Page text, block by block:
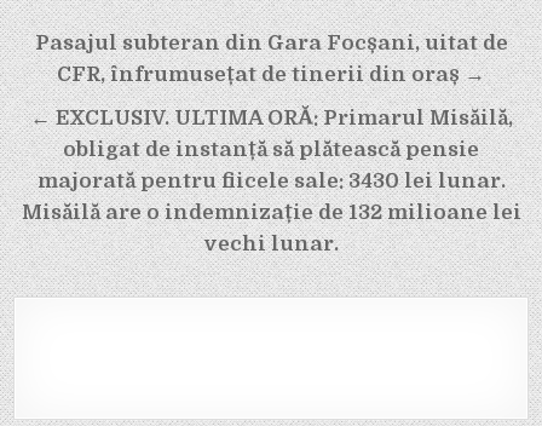
Navigare
în
articole
Pasajul subteran din Gara Focșani, uitat de
CFR, înfrumusețat de tinerii din oraș →
← EXCLUSIV. ULTIMA ORĂ: Primarul Misăilă,
obligat de instanță să plătească pensie
majorată pentru fiicele sale: 3430 lei lunar.
Misăilă are o indemnizație de 132 milioane lei
vechi lunar.